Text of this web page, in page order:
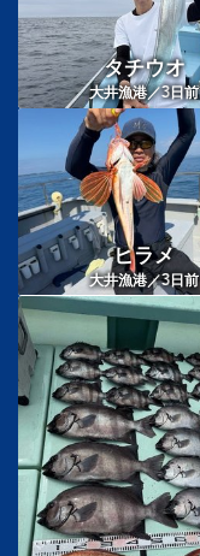
タチウオ
大井漁港／3日前
ヒラメ
大井漁港／3日前